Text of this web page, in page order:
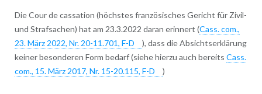
Die Cour de cassation (höchstes französisches Gericht für Zivil-
und Strafsachen) hat am 23.3.2022 daran erinnert (Cass. com.,
23. März 2022, Nr. 20-11.701, F-D
), dass die Absichtserklärung
keiner besonderen Form bedarf (siehe hierzu auch bereits Cass.
com., 15. März 2017, Nr. 15-20.115, F-D
)